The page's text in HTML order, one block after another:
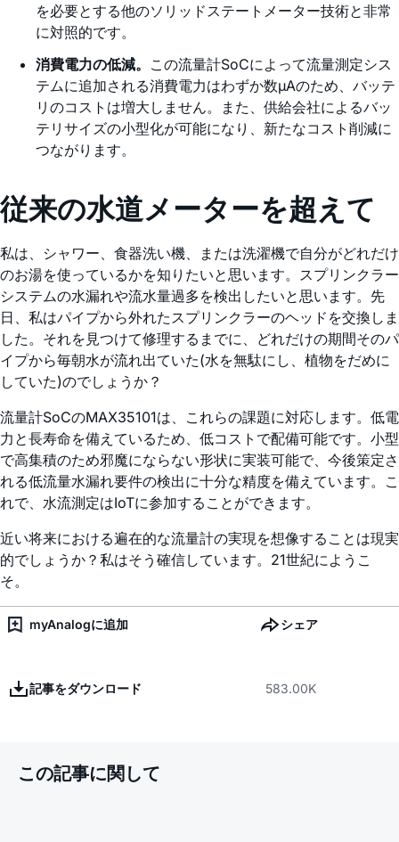
を必要とする他のソリッドステートメーター技術と非常
に対照的です。
消費電力の低減。 この流量計SoCによって流量測定シス
テムに追加される消費電力はわずか数µAのため、バッテ
リのコストは増大しません。また、供給会社によるバッ
テリサイズの小型化が可能になり、新たなコスト削減に
つながります。
従来の水道メーターを超えて
私は、シャワー、食器洗い機、または洗濯機で自分がどれだけ
のお湯を使っているかを知りたいと思います。スプリンクラー
システムの水漏れや流水量過多を検出したいと思います。先
日、私はパイプから外れたスプリンクラーのヘッドを交換しま
した。それを見つけて修理するまでに、どれだけの期間そのパ
イプから毎朝水が流れ出ていた(水を無駄にし、植物をだめに
していた)のでしょうか？
流量計SoCのMAX35101は、これらの課題に対応します。低電
力と長寿命を備えているため、低コストで配備可能です。小型
で高集積のため邪魔にならない形状に実装可能で、今後策定さ
れる低流量水漏れ要件の検出に十分な精度を備えています。こ
れで、水流測定はIoTに参加することができます。
近い将来における遍在的な流量計の実現を想像することは現実
的でしょうか？私はそう確信しています。21世紀にようこ
そ。
myAnalogに追加 シェア
記事をダウンロード 583.00K
この記事に関して